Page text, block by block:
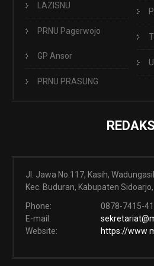
LAZISNU
PRNU Pagerwojo
GP Ansor
PRNU PRASUNG
REDAKSI
Jl. Jawa No.117, Kasih,
Kec. Buduran, Kabupaten
Phone:
0878-7415-
E-mail:
Website:
https://www